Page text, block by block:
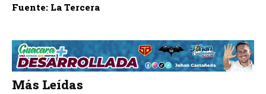
Fuente: La Tercera
Más Leídas